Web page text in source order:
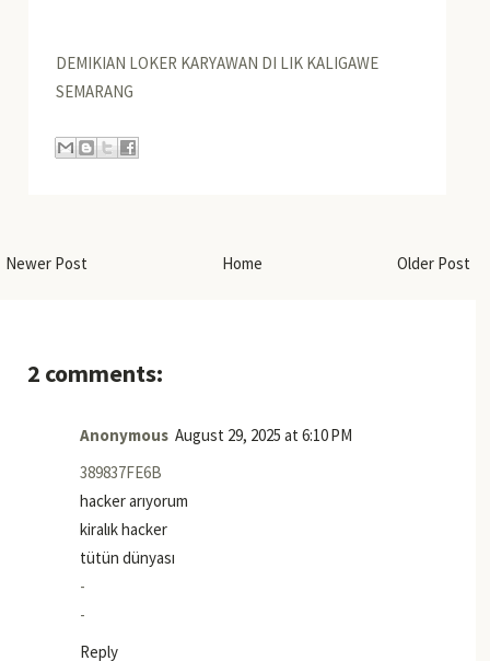
DEMIKIAN LOKER KARYAWAN DI LIK KALIGAWE
SEMARANG
Newer Post Older Post
Home
2 comments:
Anonymous August 29, 2025 at 6:10 PM
389837FE6B
hacker arıyorum
kiralık hacker
tütün dünyası
-
-
Reply